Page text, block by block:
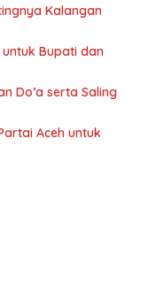
Kalangan
untuk Bupati dan
Do’a serta Saling
Aceh untuk